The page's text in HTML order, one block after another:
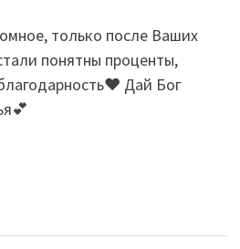
только после Ваших
понятны проценты,
Дай Бог